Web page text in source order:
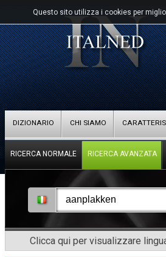
Questo sito utilizza i cookies per
DIZIONARIO CHI SIAMO
RICERCA NORMALE RICERCA AVANZATA
Clicca qui per visualizzare